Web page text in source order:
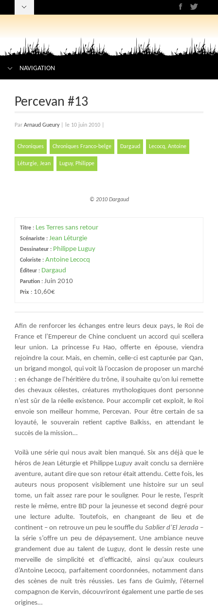
NAVIGATION
Percevan #13
Par Arnaud Gueury le 10 juin 2010
Chroniques Chroniques Franco-belge Dargaud Lecocq, Antoine
Léturgie, Jean Luguy, Philippe
© 2010 Dargaud
Titre : Les Terres sans retour
Scénariste : Jean Léturgie
Dessinateur : Philippe Luguy
Coloriste : Antoine Lecocq
Éditeur : Dargaud
Parution : Juin 2010
Prix : 10,60€
Afin de renforcer les échanges entre leurs deux pays, le Roi de
France et l’Empereur de Chine concluent un accord qui scellera
leur union. La princesse Fu Hao, offerte en épouse, viendra
rejoindre la cour. Mais, en chemin, celle-ci est capturée par Qan,
un brigand mongol, qui voit là l’occasion de proposer un marché
: en échange de l’héritière du trône, il souhaite qu’on lui remette
des chevaux célestes, créatures mythologiques dont personne
n’est sûr de la réelle existence. Pour accomplir cet exploit, le Roi
envoie son meilleur homme, Percevan. Pour être certain de sa
loyauté, le souverain retient captive Balkiss, en attendant le
succès de la mission…
Voilà une série qui nous avait bien manqué. Six ans déjà que le
héros de Jean Léturgie et Philippe Luguy avait conclu sa dernière
aventure, autant dire que son retour était attendu. Cette fois, les
auteurs nous proposent visiblement une histoire sur un seul
tome, un fait assez rare pour le souligner. Pour le reste, l’esprit
reste le même, entre BD pour la jeunesse et second degré pour
une lecture adulte. Toutefois, en changeant de lieu et de
continent – on retrouve un peu le souffle du Sablier d’El Jerada –
la série s’offre un peu de dépaysement. Une ambiance neuve
grandement due au talent de Luguy, dont le dessin reste une
merveille de simplicité et d’efficacité, ainsi qu’aux couleurs
d’Antoine Lecocq, parfaitement coordonnées, notamment dans
des scènes de nuit très réussies. Les fans de Guimly, l’éternel
compagnon de Kervin, découvriront également une partie de ses
origines…